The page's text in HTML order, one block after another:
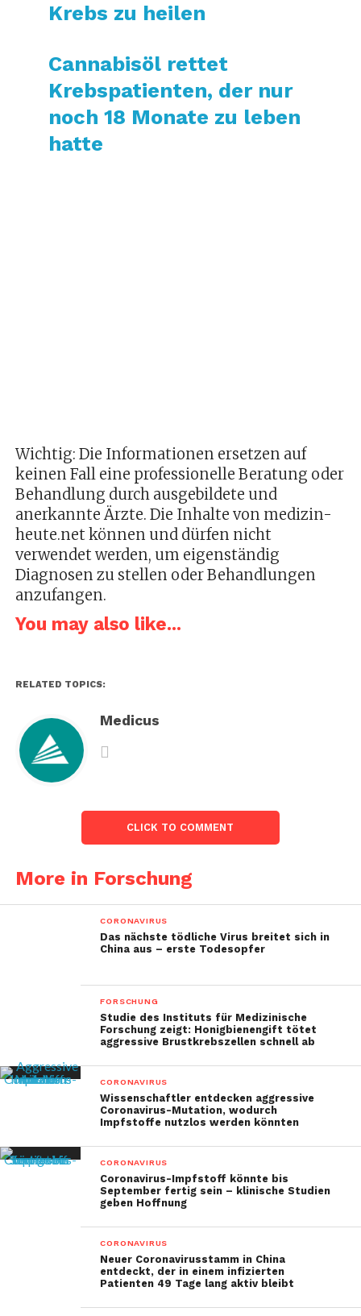
Krebs zu heilen
Cannabisöl rettet
Krebspatienten, der nur
noch 18 Monate zu leben
hatte
Wichtig: Die Informationen ersetzen auf
keinen Fall eine professionelle Beratung oder
Behandlung durch ausgebildete und
anerkannte Ärzte. Die Inhalte von medizin-
heute.net können und dürfen nicht
verwendet werden, um eigenständig
Diagnosen zu stellen oder Behandlungen
anzufangen.
You may also like...
RELATED TOPICS:
Medicus
CLICK TO COMMENT
More in Forschung
CORONAVIRUS
Das nächste tödliche Virus breitet sich in
China aus – erste Todesopfer
FORSCHUNG
Studie des Instituts für Medizinische
Forschung zeigt: Honigbienengift tötet
aggressive Brustkrebszellen schnell ab
CORONAVIRUS
Wissenschaftler entdecken aggressive
Coronavirus-Mutation, wodurch
Impfstoffe nutzlos werden könnten
CORONAVIRUS
Coronavirus-Impfstoff könnte bis
September fertig sein – klinische Studien
geben Hoffnung
CORONAVIRUS
Neuer Coronavirusstamm in China
entdeckt, der in einem infizierten
Patienten 49 Tage lang aktiv bleibt